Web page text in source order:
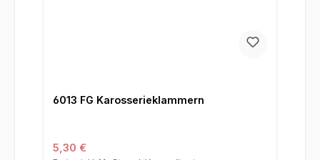
6013 FG Karosserieklammern
Regulärer Preis:
5,30 €